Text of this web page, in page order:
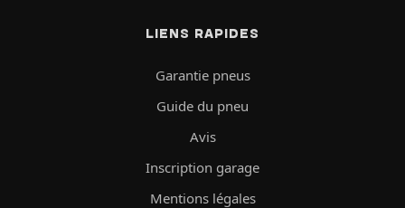
LIENS RAPIDES
Garantie pneus
Guide du pneu
Avis
Inscription garage
Mentions légales